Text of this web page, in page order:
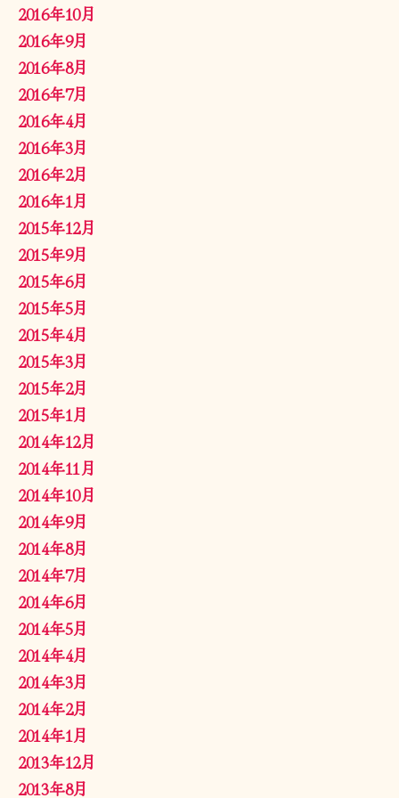
2016年10月
2016年9月
2016年8月
2016年7月
2016年4月
2016年3月
2016年2月
2016年1月
2015年12月
2015年9月
2015年6月
2015年5月
2015年4月
2015年3月
2015年2月
2015年1月
2014年12月
2014年11月
2014年10月
2014年9月
2014年8月
2014年7月
2014年6月
2014年5月
2014年4月
2014年3月
2014年2月
2014年1月
2013年12月
2013年8月